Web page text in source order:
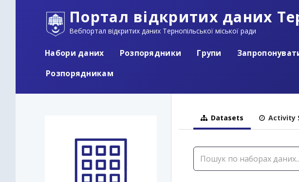
Портал відкритих даних
Вебпортал відкритих даних Тернопільської міської ради
Набори даних Розпорядники Групи
Розпорядникам
Datasets Activity